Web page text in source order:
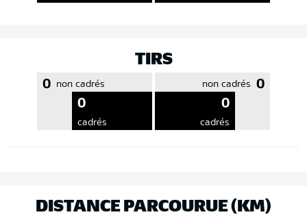
TIRS
0 non cadrés
0
cadrés
0
non cadrés
0
cadrés
DISTANCE PARCOURUE (KM)